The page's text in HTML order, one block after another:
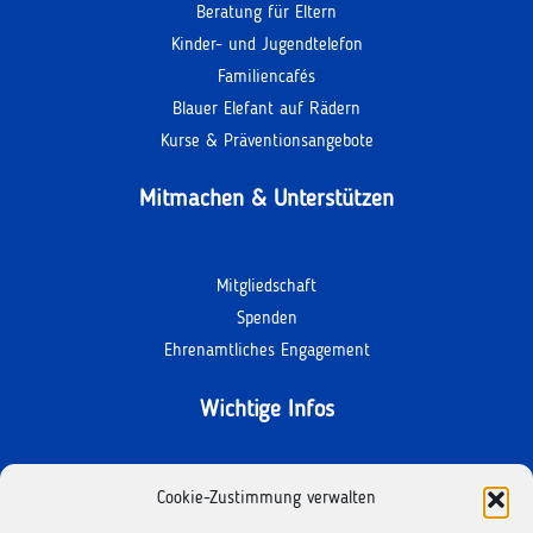
Cookie-Zustimmung verwalten
Beratung für Eltern
Kinder- und Jugendtelefon
Familiencafés
Blauer Elefant auf Rädern
Kurse & Präventionsangebote
Mitmachen & Unterstützen
Mitgliedschaft
Spenden
Ehrenamtliches Engagement
Wichtige Infos
Kontakt